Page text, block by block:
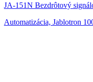
JA-151N Bezdrôtový
Automatizácia, Jablotron